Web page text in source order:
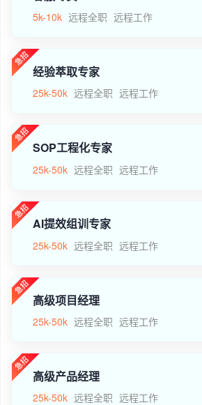
5k-10k 远程全职 远程工作
经验萃取专家
25k-50k 远程全职 远程工作
SOP工程化专家
25k-50k 远程全职 远程工作
AI提效组训专家
25k-50k 远程全职 远程工作
高级项目经理
25k-50k 远程全职 远程工作
高级产品经理
25k-50k 远程全职 远程工作